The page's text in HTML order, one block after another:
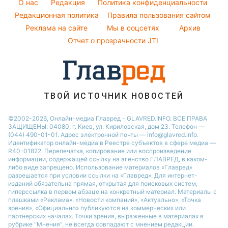
Новости Одессы
Новости Харькова
Алла Пугачева
Максим Галкин
Виталий Козловский
Напитки
Праздничное меню
Народные приметы
Все о шоу-бизнесе
O нас Редакция
Политика конфиденциальности
Редакционная политика
Правила пользования сайтом
Реклама на сайте
Мы в соцсетях
Архив
Отчет о прозрачности JTI
ТВОЙ ИСТОЧНИК НОВОСТЕЙ
©2002-2026, Онлайн-медиа Главред - GLAVRED.INFO. ВСЕ ПРАВА
ЗАЩИЩЕНЫ. 04080, г. Киев, ул. Кириловская, дом 23. Телефон —
(044) 490-01-01. Адрес электронной почты — info@glavred.info.
Идентификатор онлайн-медиа в Реестре cубъектов в сфере медиа —
R40-01822. Перепечатка, копирование или воспроизведение
информации, содержащей ссылку на агенство ГЛАВРЕД, в каком-
либо виде запрещено. Использование материалов «Главред»
разрешается при условии ссылки на «Главред». Для интернет-
изданий обязательна прямая, открытая для поисковых систем,
гиперссылка в первом абзаце на конкретный материал. Материалы с
плашками «Реклама», «Новости компаний», «Актуально», «Точка
зрения», «Официально» публикуются на коммерческих или
партнерских началах. Точки зрения, выраженные в материалах в
рубрике "Мнения", не всегда совпадают с мнением редакции.